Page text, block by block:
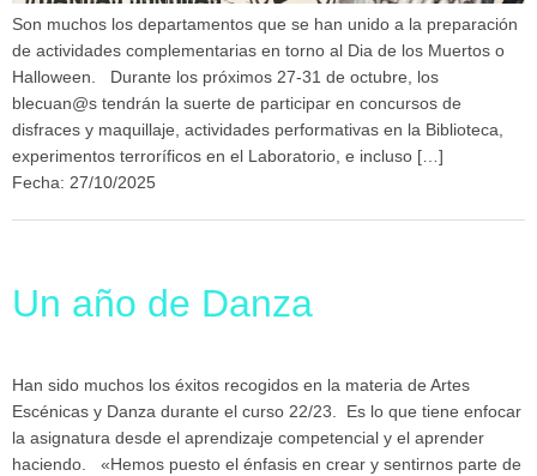
Son muchos los departamentos que se han unido a la preparación
de actividades complementarias en torno al Dia de los Muertos o
Halloween. Durante los próximos 27-31 de octubre, los
blecuan@s tendrán la suerte de participar en concursos de
disfraces y maquillaje, actividades performativas en la Biblioteca,
experimentos terroríficos en el Laboratorio, e incluso […]
Fecha: 27/10/2025
Un año de Danza
Han sido muchos los éxitos recogidos en la materia de Artes
Escénicas y Danza durante el curso 22/23. Es lo que tiene enfocar
la asignatura desde el aprendizaje competencial y el aprender
haciendo. «Hemos puesto el énfasis en crear y sentirnos parte de